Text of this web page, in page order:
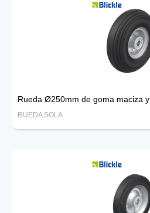
Rueda Ø250mm de goma maciza
RUEDA SOLA